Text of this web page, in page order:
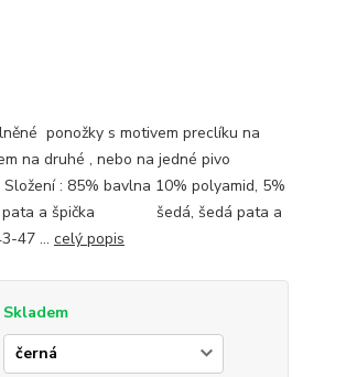
ponožky s motivem preclíku na
na druhé , nebo na jedné pivo
: 85% bavlna 10% polyamid, 5%
pata a špička šedá, šedá pata a
47 ... celý popis
Skladem